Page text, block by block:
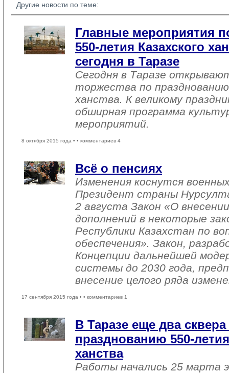
Другие новости по теме:
Главные мероприятия
550-летия Казахского
сегодня в Таразе
Сегодня в Таразе
торжества по
ханства. К великому
обширная программа
мероприятий.
8 октября 2015 года • • комментариев 4
Всё о пенсиях
Изменения коснутся
Президент страны
2 августа Закон «О
дополнений в некоторые
Республики Казахстан по
обеспечения». Закон,
Концепции дальнейшей
системы до 2030 года,
внесение целого ряда
17 сентября 2015 года • • комментариев 1
В Таразе еще два
празднованию 550-
ханства
Работы начались 25 марта